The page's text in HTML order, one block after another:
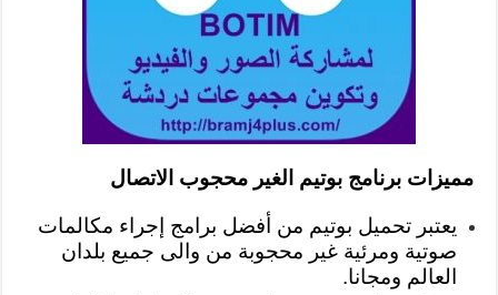
مميزات برنامج بوتيم الغير محجوب الاتصال
يعتبر تحميل بوتيم من أفضل برامج إجراء مكالمات
صوتية ومرئية غير محجوبة من والى جميع بلدان
العالم ومجانا.